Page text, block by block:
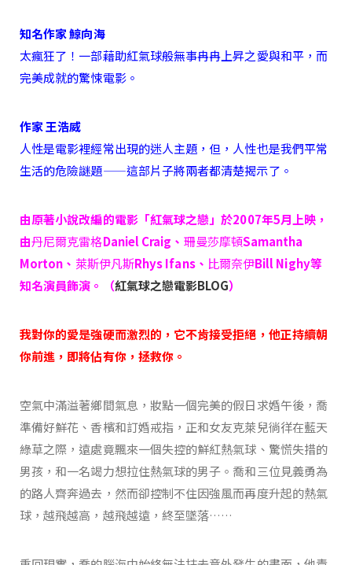
知名作家 鯨向海
太瘋狂了！一部藉助紅氣球般無事冉冉上昇之愛與和平，而
完美成就的驚悚電影。
作家 王浩威
人性是電影裡經常出現的迷人主題，但，人性也是我們平常
生活的危險謎題——這部片子將兩者都清楚揭示了。
由原著小說改編的電影「紅氣球之戀」於2007年5月上映，
由丹尼爾克雷格Daniel Craig、 珊曼莎摩頓Samantha
Morton、 萊斯伊凡斯Rhys Ifans、 比爾奈伊Bill Nighy等
知名演員飾演。（紅氣球之戀電影BLOG）
我對你的愛是強硬而激烈的，它不肯接受拒絕，他正持續朝
你前進，即將佔有你，拯救你。
空氣中滿溢著鄉間氣息，妝點一個完美的假日求婚午後，喬
準備好鮮花、香檳和訂婚戒指，正和女友克萊兒徜徉在藍天
綠草之際，遠處竟飄來一個失控的鮮紅熱氣球、驚慌失措的
男孩，和一名竭力想拉住熱氣球的男子。喬和三位見義勇為
的路人齊奔過去，然而卻控制不住因強風而再度升起的熱氣
球，越飛越高，越飛越遠，終至墜落……